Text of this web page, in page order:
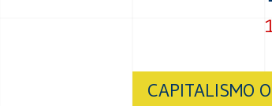
CAPITALISMO